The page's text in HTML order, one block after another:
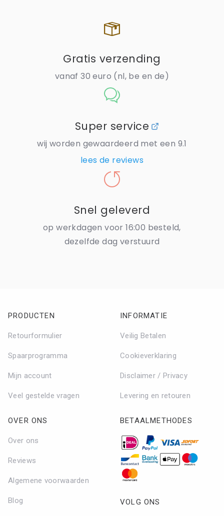
Gratis verzending
vanaf 30 euro (nl, be en de)
Super service
wij worden gewaardeerd met een 9.1
lees de reviews
Snel geleverd
op werkdagen voor 16:00 besteld,
dezelfde dag verstuurd
PRODUCTEN
Retourformulier
Spaarprogramma
Mijn account
Veel gestelde vragen
INFORMATIE
Veilig Betalen
Cookieverklaring
Disclaimer / Privacy
Levering en retouren
OVER ONS
Over ons
Reviews
Algemene voorwaarden
Blog
BETAALMETHODES
VOLG ONS